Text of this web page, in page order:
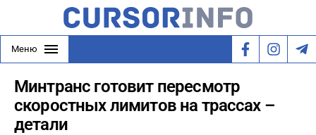
Меню
Минтранс готовит пересмотр
скоростных лимитов на трассах –
детали